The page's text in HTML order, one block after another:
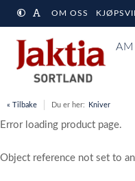
OM OSS
« Tilbake Du er her: Kniver
Error loading product page.
Object reference not set to